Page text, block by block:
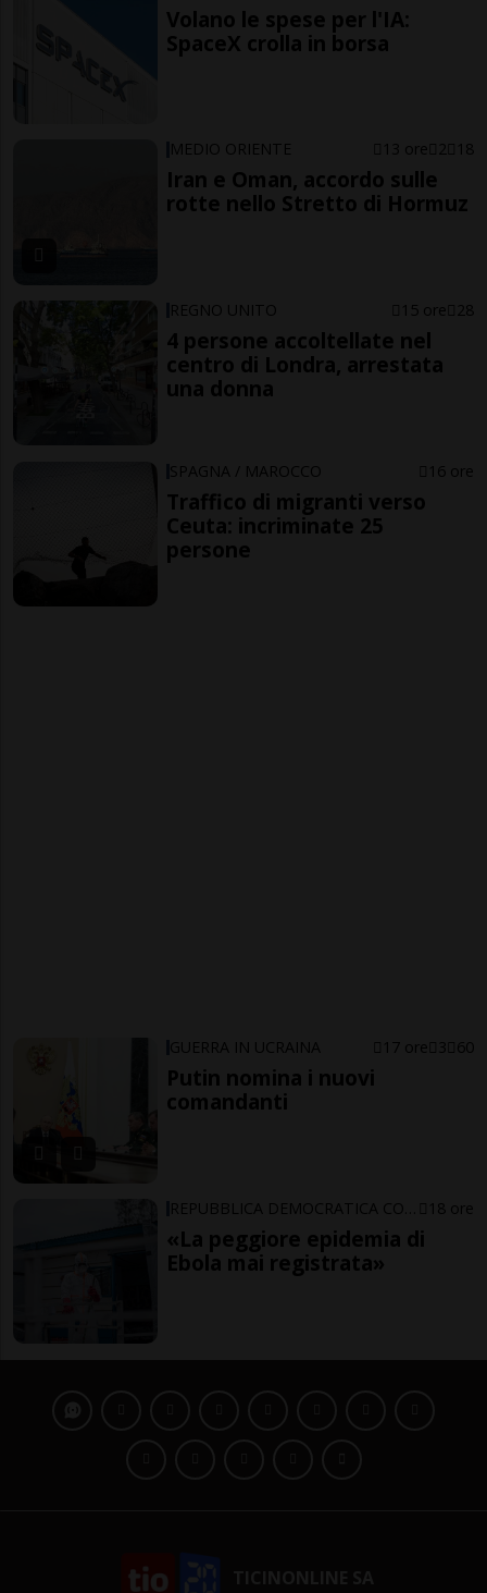
Volano le spese per l'IA:
SpaceX crolla in borsa
MEDIO ORIENTE 13 ore 2 18
Iran e Oman, accordo sulle
rotte nello Stretto di Hormuz
REGNO UNITO 15 ore 28
4 persone accoltellate nel
centro di Londra, arrestata
una donna
SPAGNA / MAROCCO 16 ore
Traffico di migranti verso
Ceuta: incriminate 25
persone
GUERRA IN UCRAINA 17 ore 3 60
Putin nomina i nuovi
comandanti
18 ore
«La peggiore epidemia di
Ebola mai registrata»